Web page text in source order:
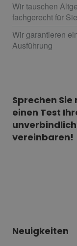
Wir tauschen
fachgerecht für Sie
Wir garantieren
Ausführung
Sprechen
einen Test
vereinbaren!
Neuigkeiten